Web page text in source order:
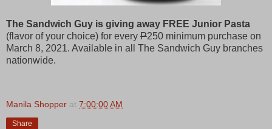
The Sandwich Guy is giving away FREE Junior Pasta
(flavor of your choice) for every P250 minimum purchase on
March 8, 2021. Available in all The Sandwich Guy branches
nationwide.
Manila Shopper at 7:00:00 AM
Share